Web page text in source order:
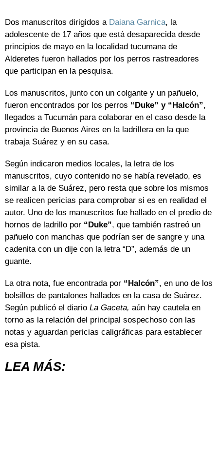
Dos manuscritos dirigidos a Daiana Garnica, la
adolescente de 17 años que está desaparecida desde
principios de mayo en la localidad tucumana de
Alderetes fueron hallados por los perros rastreadores
que participan en la pesquisa.
Los manuscritos, junto con un colgante y un pañuelo,
fueron encontrados por los perros “Duke” y “Halcón”,
llegados a Tucumán para colaborar en el caso desde la
provincia de Buenos Aires en la ladrillera en la que
trabaja Suárez y en su casa.
Según indicaron medios locales, la letra de los
manuscritos, cuyo contenido no se había revelado, es
similar a la de Suárez, pero resta que sobre los mismos
se realicen pericias para comprobar si es en realidad el
autor. Uno de los manuscritos fue hallado en el predio de
hornos de ladrillo por “Duke”, que también rastreó un
pañuelo con manchas que podrían ser de sangre y una
cadenita con un dije con la letra “D”, además de un
guante.
La otra nota, fue encontrada por “Halcón”, en uno de los
bolsillos de pantalones hallados en la casa de Suárez.
Según publicó el diario La Gaceta, aún hay cautela en
torno as la relación del principal sospechoso con las
notas y aguardan pericias caligráficas para establecer
esa pista.
LEA MÁS: